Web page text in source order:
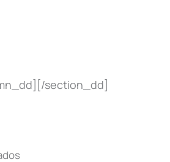
section_dd]